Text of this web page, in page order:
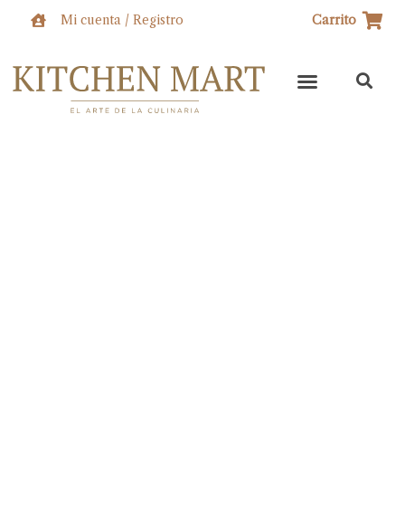
Mi cuenta / Registro Carrito